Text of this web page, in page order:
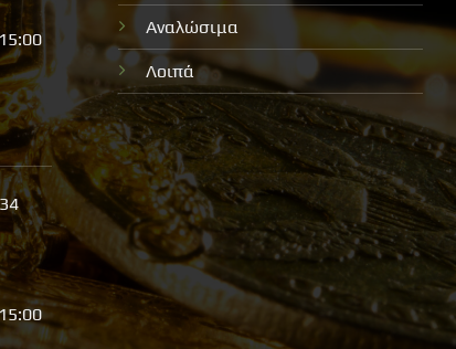
Αναλώσιμα
Λοιπά